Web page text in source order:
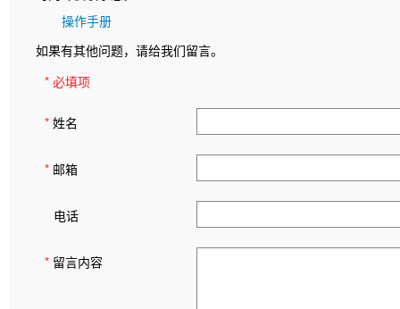
操作手册
如果有其他问题，请给我们留言。
* 必填项
* 姓名
* 邮箱
电话
* 留言内容